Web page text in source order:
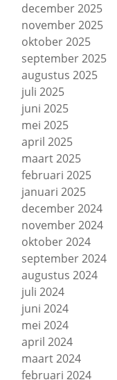
december 2025
november 2025
oktober 2025
september 2025
augustus 2025
juli 2025
juni 2025
mei 2025
april 2025
maart 2025
februari 2025
januari 2025
december 2024
november 2024
oktober 2024
september 2024
augustus 2024
juli 2024
juni 2024
mei 2024
april 2024
maart 2024
februari 2024